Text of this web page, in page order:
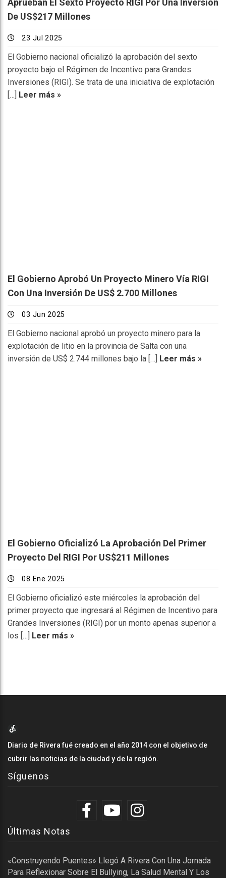
De US$217 Millones
23 Jul 2025
El Gobierno nacional oficializó la aprobación del sexto
proyecto bajo el Régimen de Incentivo para Grandes
Inversiones (RIGI). Se trata de una iniciativa de explotación
[…] Leer más »
El Gobierno Aprobó Un Proyecto Minero Vía RIGI
Con Una Inversión De US$ 2.700 Millones
03 Jun 2025
El Gobierno nacional aprobó un proyecto minero para la
explotación de litio en la provincia de Salta con una
inversión de US$ 2.744 millones bajo la […]
Leer más »
El Gobierno Oficializó La Aprobación Del Primer
Proyecto Del RIGI Por US$211 Millones
08 Ene 2025
El Gobierno oficializó este miércoles la aprobación del
primer proyecto que ingresará al Régimen de Incentivo para
Grandes Inversiones (RIGI) por un monto apenas superior a
los […] Leer más »
Diario de Rivera fué creado en el año 2014 con el objetivo de
cubrir las noticias de la ciudad y de la región.
Síguenos
Últimas Notas
«Construyendo Puentes» Llegó A Rivera Con Una Jornada
Para Reflexionar Sobre El Bullying, La Salud Mental Y Los